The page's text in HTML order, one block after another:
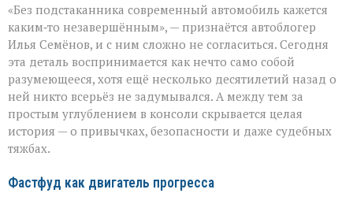
незаметный
герой
автомобильного
салона
«Без подстаканника современный автомобиль кажется
каким‑то незавершённым», — признаётся автоблогер
Илья Семёнов, и с ним сложно не согласиться. Сегодня
эта деталь воспринимается как нечто само собой
разумеющееся, хотя ещё несколько десятилетий назад о
ней никто всерьёз не задумывался. А между тем за
простым углублением в консоли скрывается целая
история — о привычках, безопасности и даже судебных
тяжбах.
Фастфуд как двигатель прогресса